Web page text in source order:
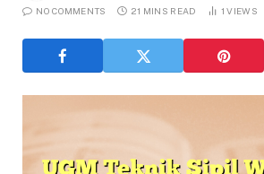
NO COMMENTS 21 MINS READ 1VIEWS